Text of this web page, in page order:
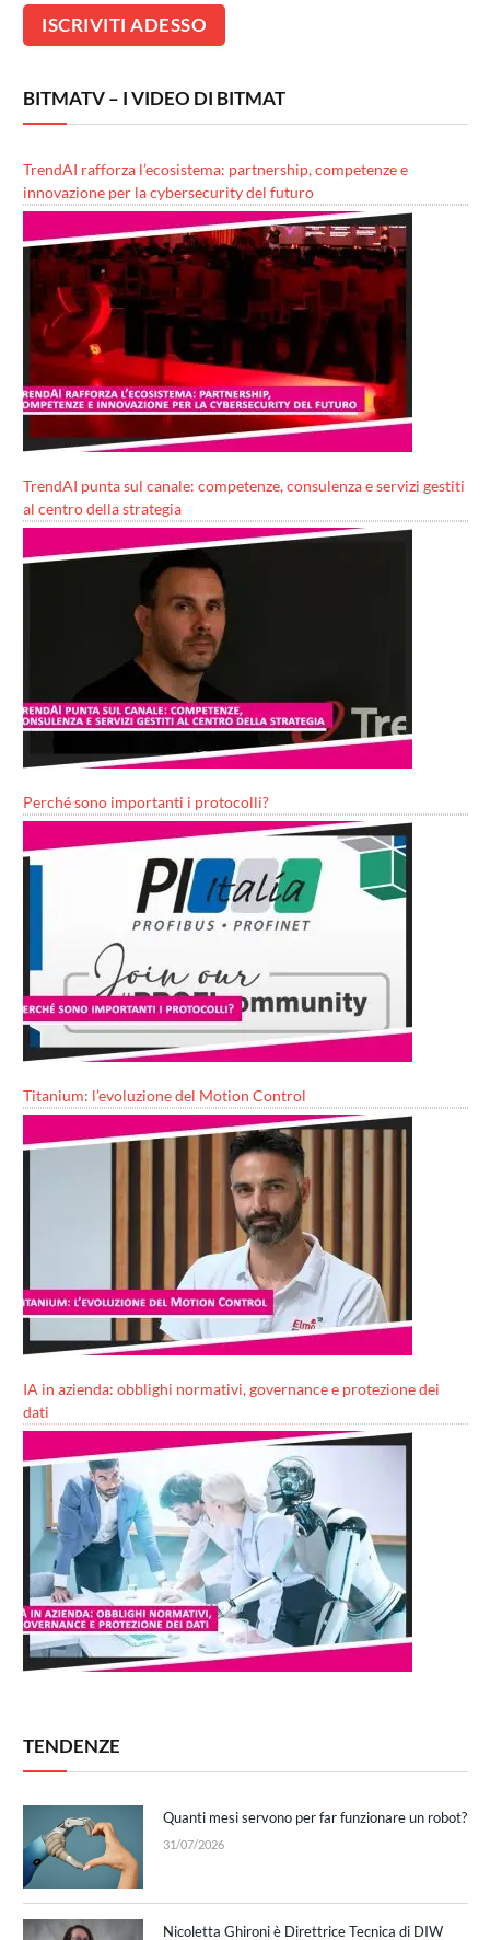
BITMATV – I VIDEO DI BITMAT
TrendAI rafforza l’ecosistema: partnership, competenze e
innovazione per la cybersecurity del futuro
TrendAI punta sul canale: competenze, consulenza e servizi gestiti
al centro della strategia
Perché sono importanti i protocolli?
Titanium: l’evoluzione del Motion Control
IA in azienda: obblighi normativi, governance e protezione dei
dati
TENDENZE
Quanti mesi servono per far funzionare un robot?
31/07/2026
Nicoletta Ghironi è Direttrice Tecnica di DIW